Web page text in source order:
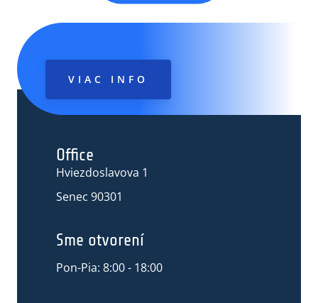
VIAC INFO
Office
Hviezdoslavova 1
Senec 90301
Sme otvorení
Pon-Pia: 8:00 - 18:00